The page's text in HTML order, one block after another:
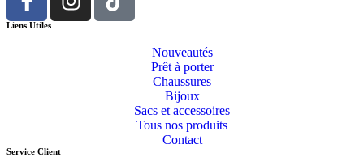
Liens Utiles
Nouveautés
Prêt à porter
Chaussures
Bijoux
Sacs et accessoires
Tous nos produits
Contact
Service Client​